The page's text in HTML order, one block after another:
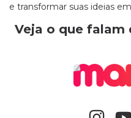
e transformar suas ideias
Veja o que falam